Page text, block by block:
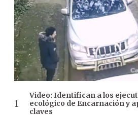
Video: Identifican a los
ecológico de Encarnación y
claves